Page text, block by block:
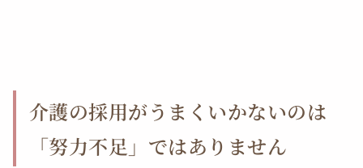
介護の採用がうまくいかないのは
「努力不足」ではありません